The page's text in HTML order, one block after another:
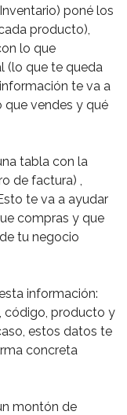
poné los
producto),
lo que
(lo que te queda
te va a
vendes y qué
tabla con la
de factura) ,
te va a ayudar
compras y que
tu negocio
información:
código, producto y
estos datos te
concreta
montón de